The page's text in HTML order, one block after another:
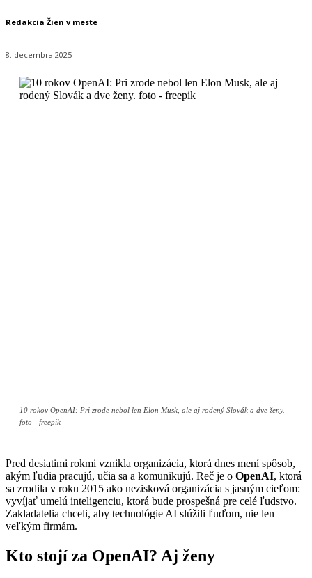
Redakcia Žien v meste
8. decembra 2025
10 rokov OpenAI: Pri zrode nebol len Elon Musk, ale aj rodený Slovák a dve ženy.
foto - freepik
Pred desiatimi rokmi vznikla organizácia, ktorá dnes mení spôsob,
akým ľudia pracujú, učia sa a komunikujú. Reč je o OpenAI, ktorá
sa zrodila v roku 2015 ako nezisková organizácia s jasným cieľom:
vyvíjať umelú inteligenciu, ktorá bude prospešná pre celé ľudstvo.
Zakladatelia chceli, aby technológie AI slúžili ľuďom, nie len
veľkým firmám.
Kto stojí za OpenAI? Aj ženy